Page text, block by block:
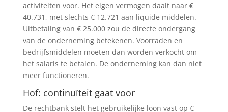
activiteiten voor. Het eigen vermogen daalt naar €
40.731, met slechts € 12.721 aan liquide middelen.
Uitbetaling van € 25.000 zou de directe ondergang
van de onderneming betekenen. Voorraden en
bedrijfsmiddelen moeten dan worden verkocht om
het salaris te betalen. De onderneming kan dan niet
meer functioneren.
Hof: continuïteit gaat voor
De rechtbank stelt het gebruikelijke loon vast op €